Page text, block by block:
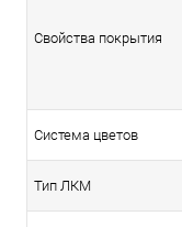
Свойства покрытия
Система цветов
Тип ЛКМ